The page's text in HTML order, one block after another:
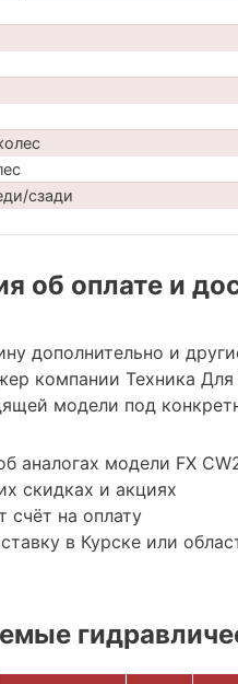
сзади
об оплате и
дополнительно и
компании Техника
модели под
аналогах модели FX
скидках и акциях
счёт на оплату
в Курске или